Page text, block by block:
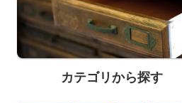
カテゴリから探す